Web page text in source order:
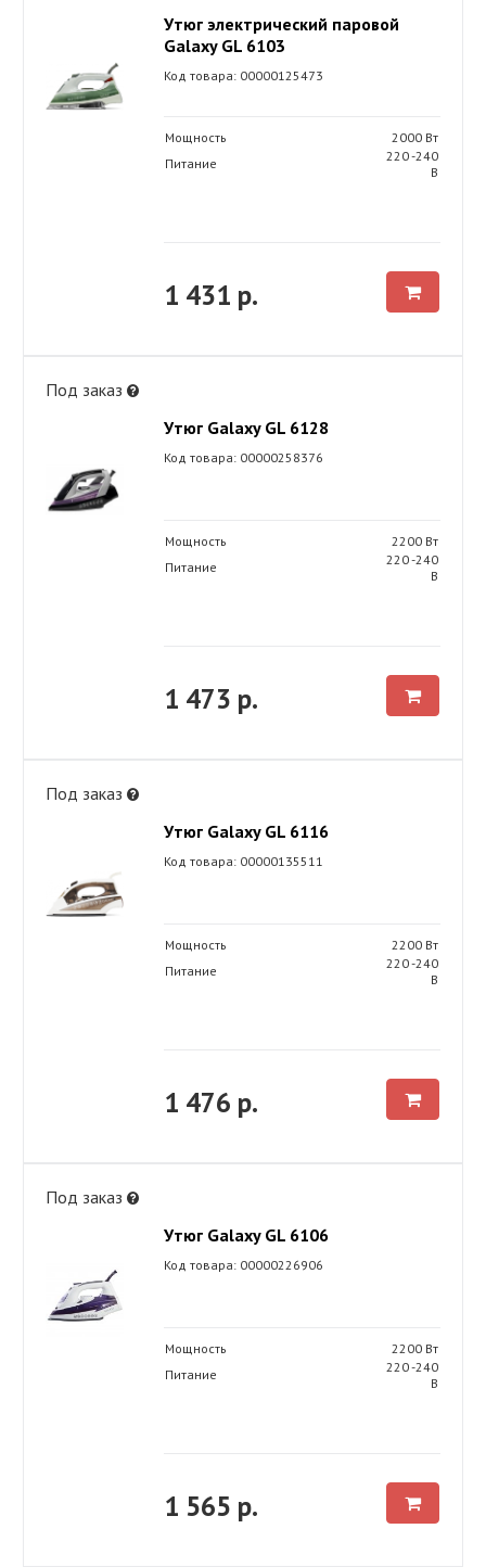
Утюг электрический паровой
Galaxy GL 6103
Код товара: 00000125473
Мощность
2000 Вт
Питание
220 -240
В
1 431 р.
Под заказ
Утюг Galaxy GL 6128
Код товара: 00000258376
Мощность
2200 Вт
Питание
220 -240
В
1 473 р.
Под заказ
Утюг Galaxy GL 6116
Код товара: 00000135511
Мощность
2200 Вт
Питание
220 -240
В
1 476 р.
Под заказ
Утюг Galaxy GL 6106
Код товара: 00000226906
Мощность
2200 Вт
Питание
220 -240
В
1 565 р.